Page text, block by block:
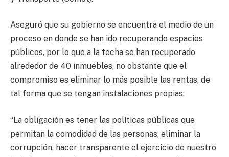
Aseguró que su gobierno se encuentra el medio de un
proceso en donde se han ido recuperando espacios
públicos, por lo que a la fecha se han recuperado
alrededor de 40 inmuebles, no obstante que el
compromiso es eliminar lo más posible las rentas, de
tal forma que se tengan instalaciones propias:
“La obligación es tener las políticas públicas que
permitan la comodidad de las personas, eliminar la
corrupción, hacer transparente el ejercicio de nuestro